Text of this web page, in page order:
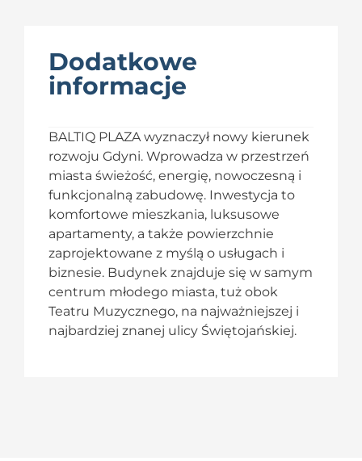
Dodatkowe
informacje
BALTIQ PLAZA wyznaczył nowy kierunek
rozwoju Gdyni. Wprowadza w przestrzeń
miasta świeżość, energię, nowoczesną i
funkcjonalną zabudowę. Inwestycja to
komfortowe mieszkania, luksusowe
apartamenty, a także powierzchnie
zaprojektowane z myślą o usługach i
biznesie. Budynek znajduje się w samym
centrum młodego miasta, tuż obok
Teatru Muzycznego, na najważniejszej i
najbardziej znanej ulicy Świętojańskiej.